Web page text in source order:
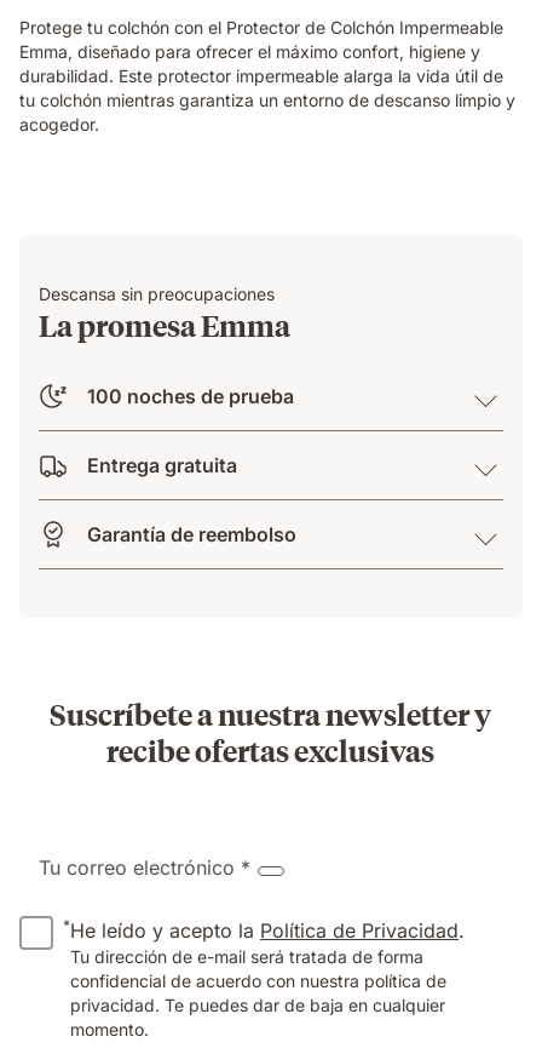
Protege tu colchón con el Protector de Colchón Impermeable
Emma, diseñado para ofrecer el máximo confort, higiene y
durabilidad. Este protector impermeable alarga la vida útil de
tu colchón mientras garantiza un entorno de descanso limpio y
acogedor.
Descansa sin preocupaciones
La promesa Emma
100 noches de prueba
Entrega gratuita
Garantía de reembolso
Suscríbete a nuestra newsletter y
recibe ofertas exclusivas
Tu correo electrónico *
*He leído y acepto la Política de Privacidad.
Tu dirección de e-mail será tratada de forma
confidencial de acuerdo con nuestra política de
privacidad. Te puedes dar de baja en cualquier
momento.